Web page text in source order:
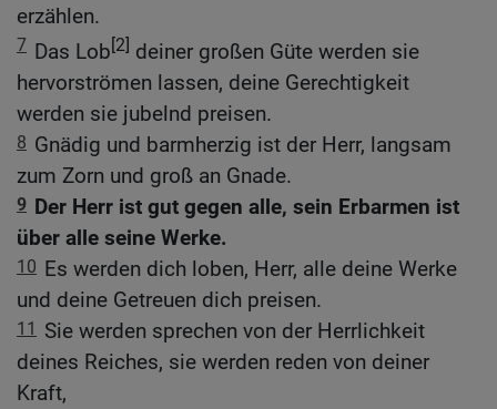
erzählen.
7 Das Lob[2] deiner großen Güte werden sie
hervorströmen lassen, deine Gerechtigkeit
werden sie jubelnd preisen.
8 Gnädig und barmherzig ist der Herr, langsam
zum Zorn und groß an Gnade.
9 Der Herr ist gut gegen alle, sein Erbarmen ist
über alle seine Werke.
10 Es werden dich loben, Herr, alle deine Werke
und deine Getreuen dich preisen.
11 Sie werden sprechen von der Herrlichkeit
deines Reiches, sie werden reden von deiner
Kraft,